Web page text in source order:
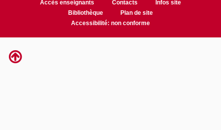
Accès enseignants Contacts
Infos site
Bibliothèque
Plan de site
Accessibilité: non conforme